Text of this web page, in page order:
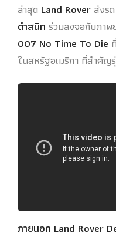
ล่าสุด Land Roverส่งรถ
ดำสนิท ร่วมลงจอกับภาพ
007 No Time To Die
ในสหรัฐอเมริกา ที่สำคั
ภายนอก Land Rover